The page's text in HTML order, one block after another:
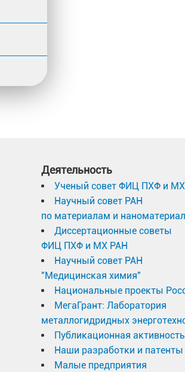
Деятельность
Ученый совет ФИЦ ПХФ и
Научный совет РАН
по материалам и
Диссертационные советы
ФИЦ ПХФ и МХ РАН
Научный совет РАН
"Медицинская химия"
Национальные проекты
МегаГрант: Лаборатория
металлогидридных
Публикационная активность
Наши разработки и патенты
Малые предприятия